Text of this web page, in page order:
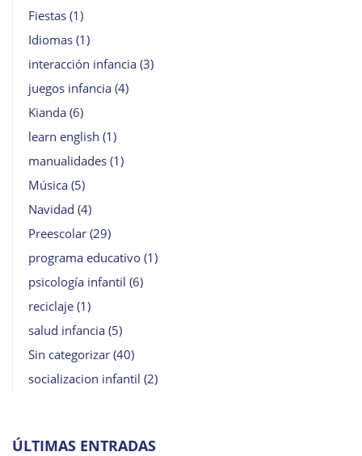
Fiestas (1)
Idiomas (1)
interacción infancia (3)
juegos infancia (4)
Kianda (6)
learn english (1)
manualidades (1)
Música (5)
Navidad (4)
Preescolar (29)
programa educativo (1)
psicología infantil (6)
reciclaje (1)
salud infancia (5)
Sin categorizar (40)
socializacion infantil (2)
ÚLTIMAS ENTRADAS